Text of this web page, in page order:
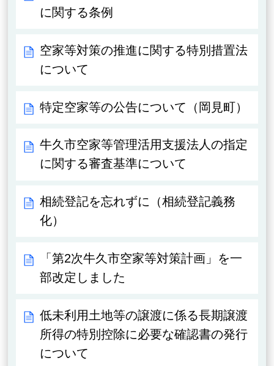
に関する条例
空家等対策の推進に関する特別措置法
について
特定空家等の公告について（岡見町）
牛久市空家等管理活用支援法人の指定
に関する審査基準について
相続登記を忘れずに（相続登記義務
化）
「第2次牛久市空家等対策計画」を一
部改定しました
低未利用土地等の譲渡に係る長期譲渡
所得の特別控除に必要な確認書の発行
について